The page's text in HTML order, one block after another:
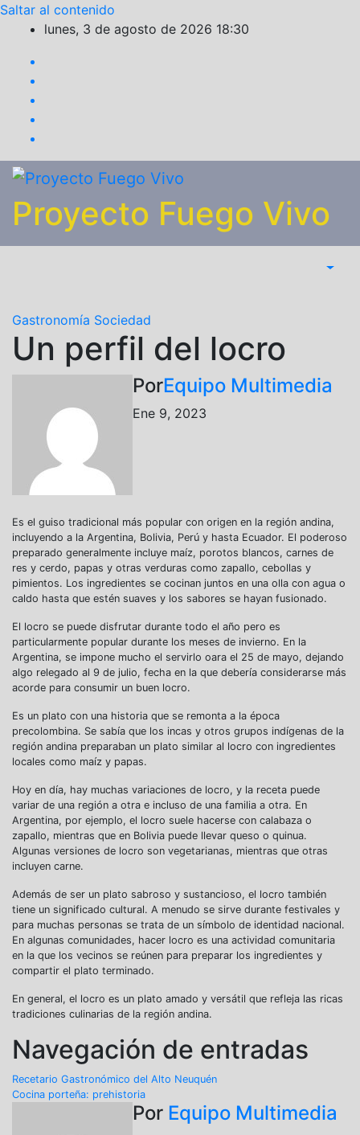
Saltar al contenido
lunes, 3 de agosto de 2026 18:30
Proyecto Fuego Vivo
Gastronomía Sociedad
Un perfil del locro
PorEquipo Multimedia
Ene 9, 2023
Es el guiso tradicional más popular con origen en la región andina,
incluyendo a la Argentina, Bolivia, Perú y hasta Ecuador. El poderoso
preparado generalmente incluye maíz, porotos blancos, carnes de
res y cerdo, papas y otras verduras como zapallo, cebollas y
pimientos. Los ingredientes se cocinan juntos en una olla con agua o
caldo hasta que estén suaves y los sabores se hayan fusionado.
El locro se puede disfrutar durante todo el año pero es
particularmente popular durante los meses de invierno. En la
Argentina, se impone mucho el servirlo oara el 25 de mayo, dejando
algo relegado al 9 de julio, fecha en la que debería considerarse más
acorde para consumir un buen locro.
Es un plato con una historia que se remonta a la época
precolombina. Se sabía que los incas y otros grupos indígenas de la
región andina preparaban un plato similar al locro con ingredientes
locales como maíz y papas.
Hoy en día, hay muchas variaciones de locro, y la receta puede
variar de una región a otra e incluso de una familia a otra. En
Argentina, por ejemplo, el locro suele hacerse con calabaza o
zapallo, mientras que en Bolivia puede llevar queso o quinua.
Algunas versiones de locro son vegetarianas, mientras que otras
incluyen carne.
Además de ser un plato sabroso y sustancioso, el locro también
tiene un significado cultural. A menudo se sirve durante festivales y
para muchas personas se trata de un símbolo de identidad nacional.
En algunas comunidades, hacer locro es una actividad comunitaria
en la que los vecinos se reúnen para preparar los ingredientes y
compartir el plato terminado.
En general, el locro es un plato amado y versátil que refleja las ricas
tradiciones culinarias de la región andina.
Navegación de entradas
Recetario Gastronómico del Alto Neuquén
Cocina porteña: prehistoria
Por Equipo Multimedia